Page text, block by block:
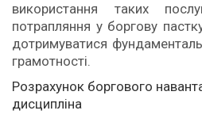
використання таких
потрапляння у боргову
дотримуватися
грамотності.
Розрахунок боргового
дисципліна